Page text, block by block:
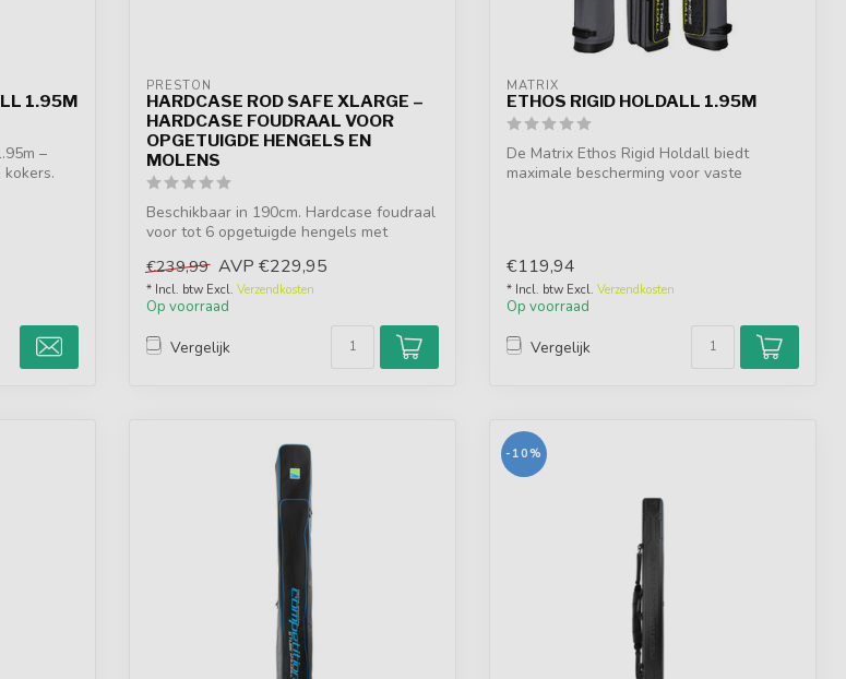
1.95M
–
PRESTON
HARDCASE ROD SAFE XLARGE –
HARDCASE FOUDRAAL VOOR
OPGETUIGDE HENGELS EN
MOLENS
Beschikbaar in 190cm. Hardcase foudraal
voor tot 6 opgetuigde hengels met
€239,99 AVP €229,95
* Incl. btw Excl. Verzendkosten
Op voorraad
Vergelijk
MATRIX
ETHOS RIGID HOLDALL 1.95M
De Matrix Ethos Rigid Holdall biedt
maximale bescherming voor vaste
€119,94
* Incl. btw Excl. Verzendkosten
Op voorraad
Vergelijk
-10%